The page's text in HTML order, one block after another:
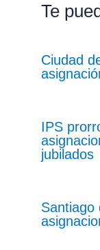
Te
Ciudad
IPS
jubilados
Santiago